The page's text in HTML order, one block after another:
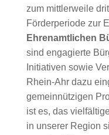
zum mittlerweile
Förderperiode zur
Ehrenamtlichen
sind engagierte
Initiativen sowie
Rhein-Ahr dazu
gemeinnützigen
ist es, das
in unserer Region